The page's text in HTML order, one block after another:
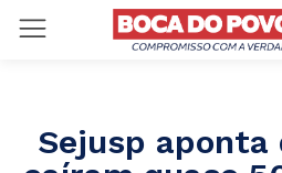
Sejusp aponta